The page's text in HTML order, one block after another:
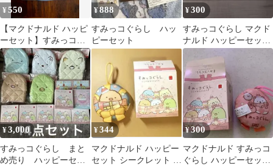
¥550
​【マクドナルド ハッピ
ーセット】すみっコぐ
らし 箱・ケースセット
¥888
すみっコぐらし ハッ
ピーセット
¥300
すみっコぐらし マクド
ナルド ハッピーセット
美品
¥3,000
すみっコぐらし まと
め売り ハッピーセッ
¥344
マクドナルド ハッピー
セット シークレット す
¥300
マクドナルド すみっコ
ぐらし ハッピーセット